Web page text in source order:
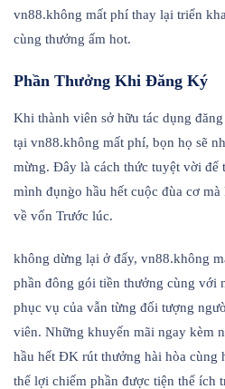
vn88.không mất phí thay lại triển
cùng thưởng ấm hot.
Phần Thưởng Khi Đăng Ký
Khi thành viên sở hữu tác dụng
tại vn88.không mất phí, bọn họ sẽ
mừng. Đây là cách thức tuyệt vời để
mình đụng̀o hầu hết cuộc đùa cơ
về vốn Trước lúc.
không dừng lại ở đấy, vn88.không
phần đông gói tiền thưởng cùng với
phục vụ của vẫn từng đối tượng
viên. Những khuyến mãi ngay kèm
hầu hết ĐK rút thưởng hài hòa cùng
thể lợi chiếm phần được tiện thể ích